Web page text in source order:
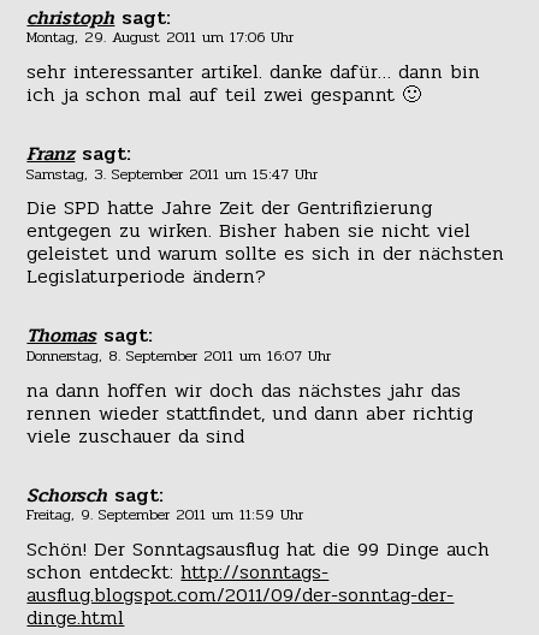
christoph sagt:
Montag, 29. August 2011 um 17:06 Uhr
sehr interessanter artikel. danke dafür… dann bin
ich ja schon mal auf teil zwei gespannt 🙂
Franz sagt:
Samstag, 3. September 2011 um 15:47 Uhr
Die SPD hatte Jahre Zeit der Gentrifizierung
entgegen zu wirken. Bisher haben sie nicht viel
geleistet und warum sollte es sich in der nächsten
Legislaturperiode ändern?
Thomas sagt:
Donnerstag, 8. September 2011 um 16:07 Uhr
na dann hoffen wir doch das nächstes jahr das
rennen wieder stattfindet, und dann aber richtig
viele zuschauer da sind
Schorsch sagt:
Freitag, 9. September 2011 um 11:59 Uhr
Schön! Der Sonntagsausflug hat die 99 Dinge auch
schon entdeckt:http://sonntags-
ausflug.blogspot.com/2011/09/der-sonntag-der-
dinge.html